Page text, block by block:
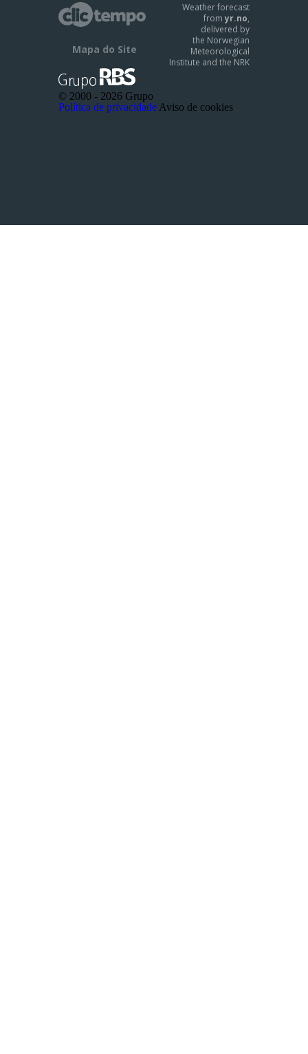
Mapa do Site
Weather forecast
fromyr.no,
delivered by
the Norwegian
Meteorological
Institute and the NRK
© 2000 - 2026 Grupo
Política de privacidade Aviso de cookies